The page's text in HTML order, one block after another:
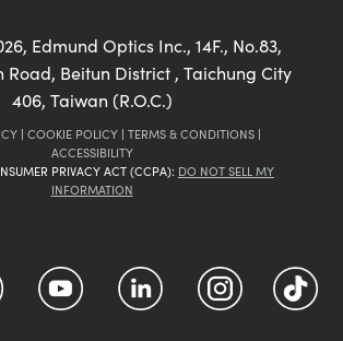
, Edmund Optics Inc., 14F., No.83,
Road, Beitun District , Taichung City
406, Taiwan (R.O.C.)
| COOKIE POLICY | TERMS & CONDITIONS |
ACCESSIBILITY
PRIVACY ACT (CCPA): DO NOT SELL MY
INFORMATION